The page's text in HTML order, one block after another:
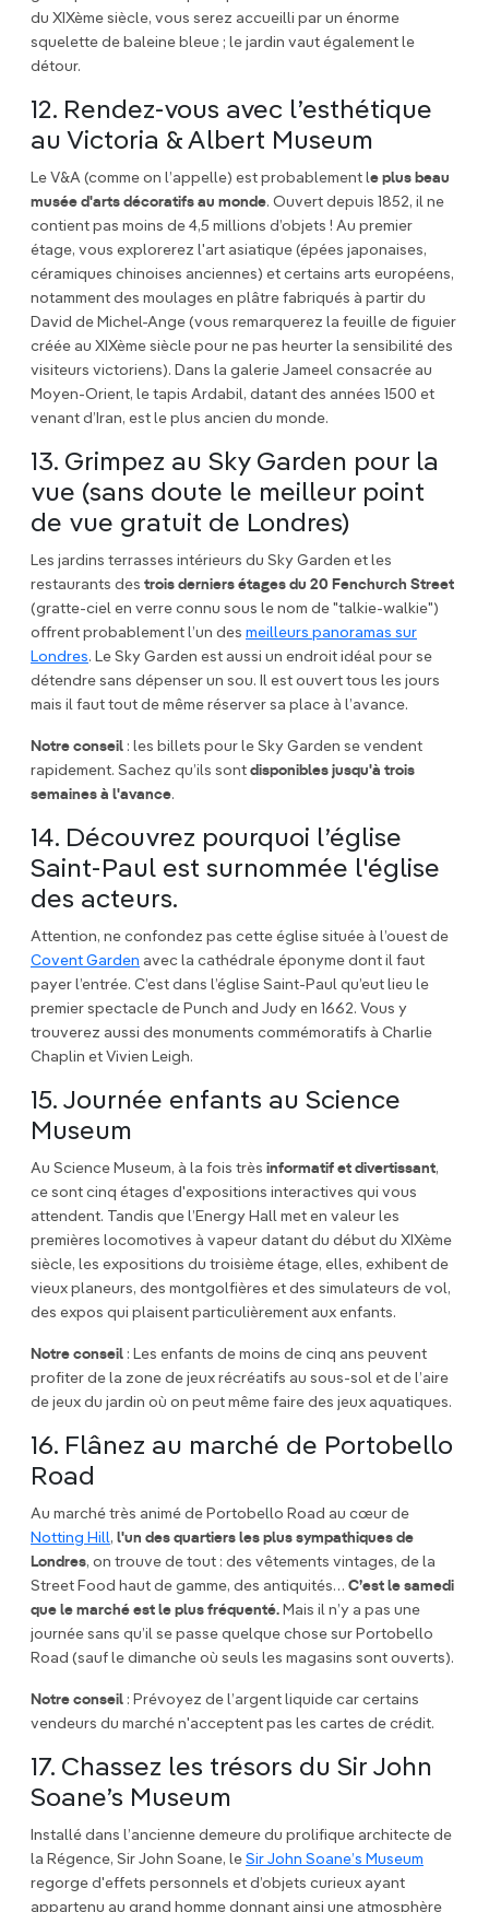
du XIXème siècle, vous serez accueilli par un énorme
squelette de baleine bleue ; le jardin vaut également le
détour.
12. Rendez-vous avec l’esthétique
au Victoria & Albert Museum
Le V&A (comme on l’appelle) est probablement le plus beau
musée d'arts décoratifs au monde. Ouvert depuis 1852, il ne
contient pas moins de 4,5 millions d’objets ! Au premier
étage, vous explorerez l'art asiatique (épées japonaises,
céramiques chinoises anciennes) et certains arts européens,
notamment des moulages en plâtre fabriqués à partir du
David de Michel-Ange (vous remarquerez la feuille de figuier
créée au XIXème siècle pour ne pas heurter la sensibilité des
visiteurs victoriens). Dans la galerie Jameel consacrée au
Moyen-Orient, le tapis Ardabil, datant des années 1500 et
venant d’Iran, est le plus ancien du monde.
13. Grimpez au Sky Garden pour la
vue (sans doute le meilleur point
de vue gratuit de Londres)
Les jardins terrasses intérieurs du Sky Garden et les
restaurants des trois derniers étages du 20 Fenchurch Street
(gratte-ciel en verre connu sous le nom de "talkie-walkie")
offrent probablement l’un des meilleurs panoramas sur
Londres. Le Sky Garden est aussi un endroit idéal pour se
détendre sans dépenser un sou. Il est ouvert tous les jours
mais il faut tout de même réserver sa place à l’avance.
Notre conseil : les billets pour le Sky Garden se vendent
rapidement. Sachez qu’ils sont disponibles jusqu'à trois
semaines à l'avance.
14. Découvrez pourquoi l’église
Saint-Paul est surnommée l'église
des acteurs.
Attention, ne confondez pas cette église située à l’ouest de
Covent Garden avec la cathédrale éponyme dont il faut
payer l’entrée. C’est dans l’église Saint-Paul qu’eut lieu le
premier spectacle de Punch and Judy en 1662. Vous y
trouverez aussi des monuments commémoratifs à Charlie
Chaplin et Vivien Leigh.
15. Journée enfants au Science
Museum
Au Science Museum, à la fois très informatif et divertissant,
ce sont cinq étages d'expositions interactives qui vous
attendent. Tandis que l’Energy Hall met en valeur les
premières locomotives à vapeur datant du début du XIXème
siècle, les expositions du troisième étage, elles, exhibent de
vieux planeurs, des montgolfières et des simulateurs de vol,
des expos qui plaisent particulièrement aux enfants.
Notre conseil : Les enfants de moins de cinq ans peuvent
profiter de la zone de jeux récréatifs au sous-sol et de l’aire
de jeux du jardin où on peut même faire des jeux aquatiques.
16. Flânez au marché de Portobello
Road
Au marché très animé de Portobello Road au cœur de
Notting Hill, l'un des quartiers les plus sympathiques de
Londres, on trouve de tout : des vêtements vintages, de la
Street Food haut de gamme, des antiquités… C’est le samedi
que le marché est le plus fréquenté. Mais il n’y a pas une
journée sans qu’il se passe quelque chose sur Portobello
Road (sauf le dimanche où seuls les magasins sont ouverts).
Notre conseil : Prévoyez de l’argent liquide car certains
vendeurs du marché n'acceptent pas les cartes de crédit.
17. Chassez les trésors du Sir John
Soane’s Museum
Installé dans l’ancienne demeure du prolifique architecte de
la Régence, Sir John Soane, le Sir John Soane’s Museum
regorge d'effets personnels et d’objets curieux ayant
appartenu au grand homme donnant ainsi une atmosphère